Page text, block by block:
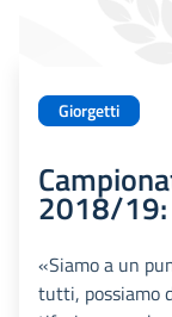
Giorgetti
2018/19:
«Siamo a un
tutti, possiamo